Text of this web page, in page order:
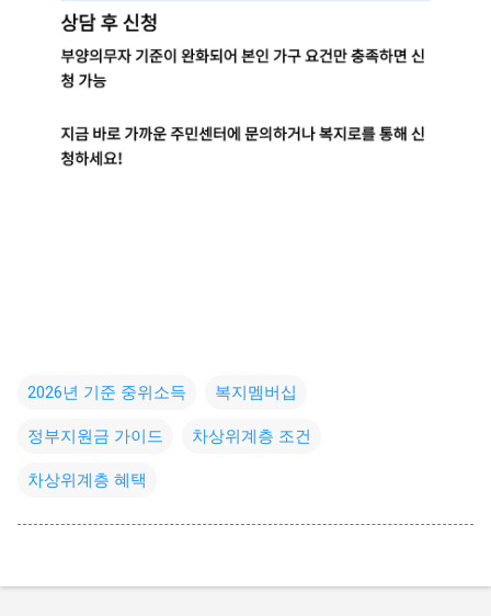
2026년 기준 중위소득 복지멤버십
정부지원금 가이드 차상위계층 조건
차상위계층 혜택